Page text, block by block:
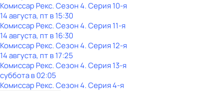
Комиссар Рекс. Сезон 4. Серия 10-я
14 августа, пт в 15:30
Комиссар Рекс. Сезон 4. Серия 11-я
14 августа, пт в 16:30
Комиссар Рекс. Сезон 4. Серия 12-я
14 августа, пт в 17:25
Комиссар Рекс. Сезон 4. Серия 13-я
субботав02:05
Комиссар Рекс. Сезон 4. Серия 4-я